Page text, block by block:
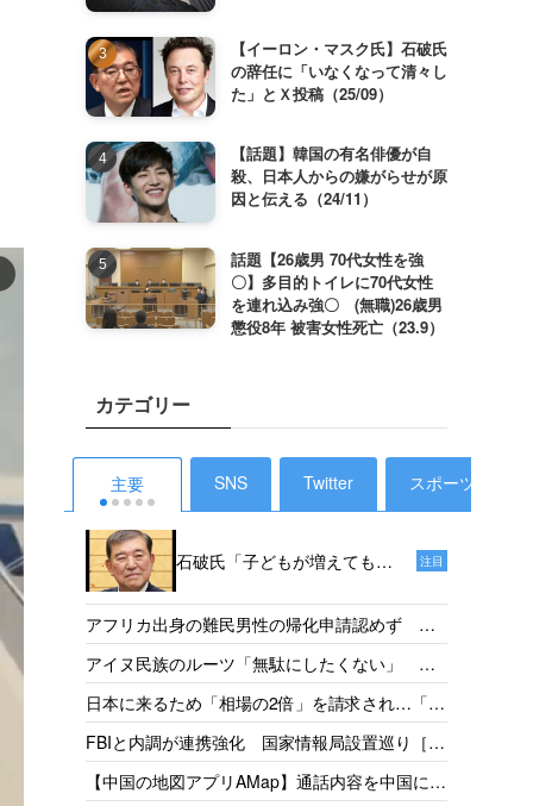
【イーロン・マスク氏】石破氏
の辞任に「いなくなって清々し
た」とＸ投稿（25/09）
【話題】韓国の有名俳優が自
殺、日本人からの嫌がらせが原
因と伝える（24/11）
話題【26歳男 70代女性を強
〇】多目的トイレに70代女性
を連れ込み強〇 (無職)26歳男
懲役8年 被害女性死亡（23.9）
カテゴリー
主要 SNS Twitter スポーツ
石破氏「子どもが増えても、
18年後だからねえ。その時、
私たちは政治家をやっていな
いでしょう」［デイリー新
潮］25/1
注目
アフリカ出身の難民男性の帰化申請認めず 東
京地裁「日本語能力があったとは認めらない」
［産経］26/05
アイヌ民族のルーツ「無駄にしたくない」 千
葉県出身・佐藤さんが平取高入学 差別受けた
父の遺志受け継ぐ［北海道新聞］26/05
日本に来るため「相場の2倍」を請求され…「だ
からもっと働きたい」 お惣菜工場で頑張るベ
トナム人女性の事情［東京新聞］26/05
FBIと内調が連携強化 国家情報局設置巡り［共
同］26/05
【中国の地図アプリAMap】通話内容を中国に送